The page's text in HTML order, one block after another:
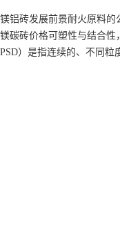
镁铝砖发展前景耐火原料
镁碳砖价格可塑性与结合
PSD）是指连续的、不同